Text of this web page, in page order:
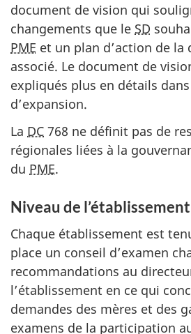
document de vision qui
changements que le SD
PME et un plan d’action de la
associé. Le document de
expliqués plus en détails
d’expansion.
La DC 768 ne définit pas de
régionales liées à la
du PME.
Niveau de l’établissement
Chaque établissement est
place un conseil d’examen
recommandations au
l’établissement en ce qui
demandes des mères et des
examens de la participation